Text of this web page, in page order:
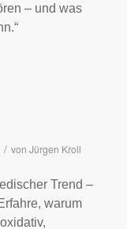
– und was
/ von Jürgen Kroll
Trend –
warum